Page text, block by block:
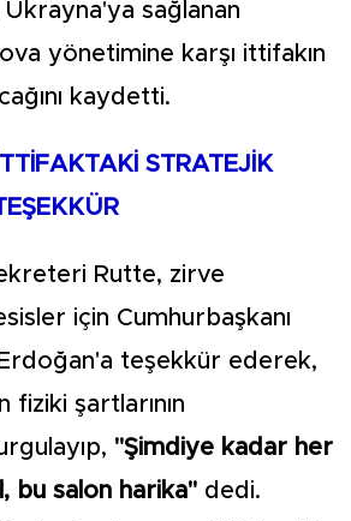
sağlanan
yönetimine karşı ittifakın
kaydetti.
STRATEJİK
Rutte, zirve
için Cumhurbaşkanı
teşekkür ederek,
fiziki şartlarının
"Şimdiye kadar her
bu salon harika" dedi.